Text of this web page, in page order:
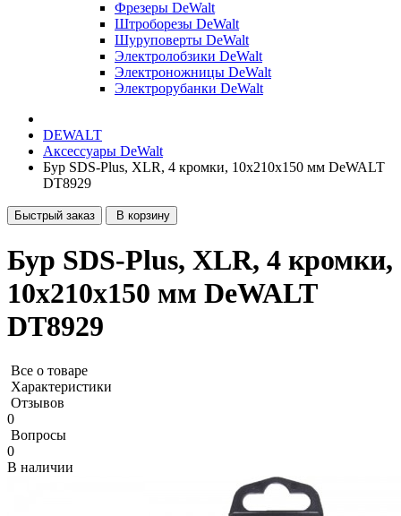
Фрезеры DeWalt
Штроборезы DeWalt
Шуруповерты DeWalt
Электролобзики DeWalt
Электроножницы DeWalt
Электрорубанки DeWalt
DEWALT
Аксессуары DeWalt
Бур SDS-Plus, XLR, 4 кромки, 10x210x150 мм DeWALT
DT8929
Быстрый заказ В корзину
Бур SDS-Plus, XLR, 4 кромки,
10x210x150 мм DeWALT
DT8929
Все о товаре
Характеристики
Отзывов
0
Вопросы
0
В наличии